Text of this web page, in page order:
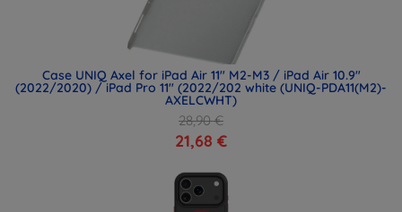
Case UNIQ Axel for iPad Air 11" M2-M3 / iPad Air 10.9"
(2022/2020) / iPad Pro 11" (2022/202 white (UNIQ-PDA11(M2)-
AXELCWHT)
28,90 €
21,68 €